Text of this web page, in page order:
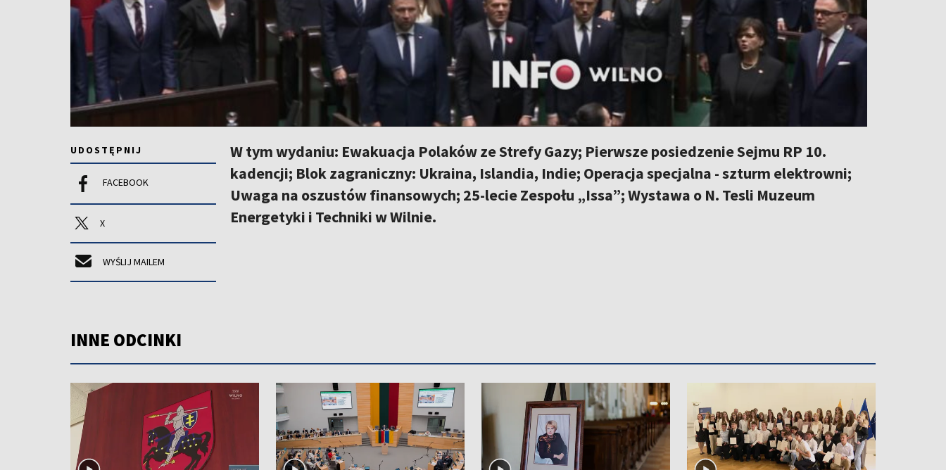
UDOSTĘPNIJ
FACEBOOK
X
WYŚLIJ MAILEM
W tym wydaniu: Ewakuacja Polaków ze Strefy Gazy; Pierwsze posiedzenie Sejmu RP 10.
kadencji; Blok zagraniczny: Ukraina, Islandia, Indie; Operacja specjalna - szturm elektrowni;
Uwaga na oszustów finansowych; 25-lecie Zespołu „Issa”; Wystawa o N. Tesli Muzeum
Energetyki i Techniki w Wilnie.
INNE ODCINKI